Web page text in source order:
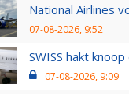
National Airlines
07-08-2026, 9:52
SWISS hakt
07-08-2026, 9:09